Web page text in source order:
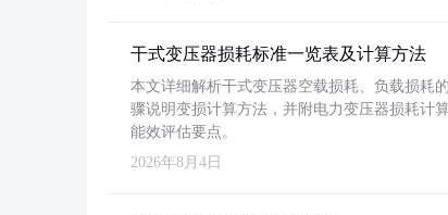
干式变压器损耗标准一览表及计算方法
本文详细解析干式变压器空载损耗、负载损耗
骤说明变损计算方法，并附电力变压器损耗计
能效评估要点。
2026年8月4日